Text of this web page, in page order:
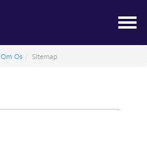
Om Os Sitemap